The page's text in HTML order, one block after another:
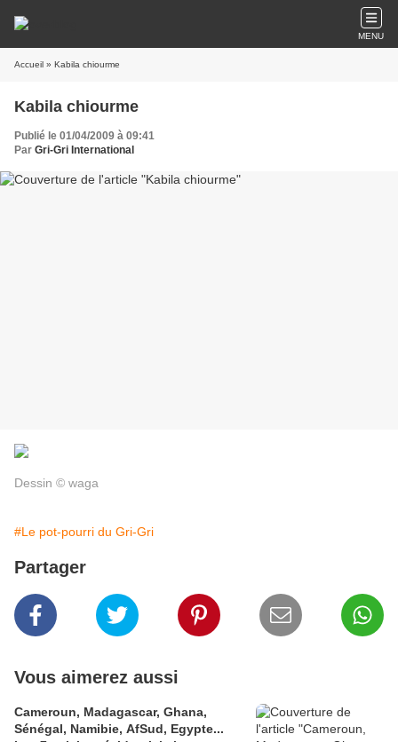
MENU
Accueil » Kabila chiourme
Kabila chiourme
Publié le 01/04/2009 à 09:41
Par Gri-Gri International
Dessin © waga
#Le pot-pourri du Gri-Gri
Partager
Vous aimerez aussi
Cameroun, Madagascar, Ghana,
Sénégal, Namibie, AfSud, Egypte...